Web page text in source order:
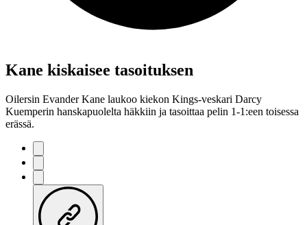
Kane kiskaisee tasoituksen
Oilersin Evander Kane laukoo kiekon Kings-veskari Darcy
Kuemperin hanskapuolelta häkkiin ja tasoittaa pelin 1-1:een toisessa
erässä.